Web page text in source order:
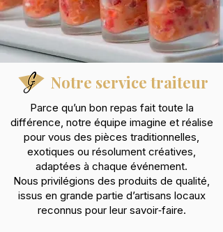
Notre service traiteur
Parce qu’un bon repas fait toute la
différence, notre équipe imagine et réalise
pour vous des pièces traditionnelles,
exotiques ou résolument créatives,
adaptées à chaque événement.
Nous privilégions des produits de qualité,
issus en grande partie d’artisans locaux
reconnus pour leur savoir‑faire.